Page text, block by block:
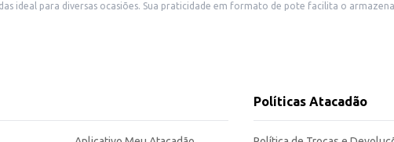
o armazenamento e o consumo, sendo uma opção
às necessidades de diferentes tipos de estabelecimentos e consumidores. Sua
Políticas Atacadão